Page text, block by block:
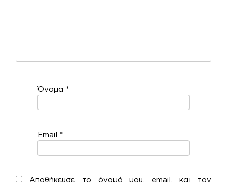
Όνομα *
Email *
Αποθήκευσε το όνομά μου, email, και τον